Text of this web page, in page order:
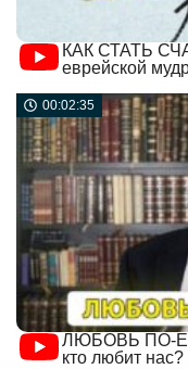
КАК СТАТЬ
еврейской
00:02:35
ЛЮБОВЬ ПО-
кто любит нас?